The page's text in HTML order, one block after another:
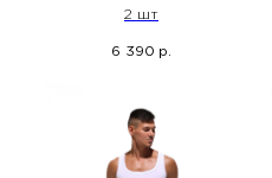
2 шт
6 390 р.